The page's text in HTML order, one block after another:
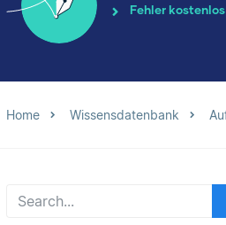
Fehler
Home Wissensdatenbank